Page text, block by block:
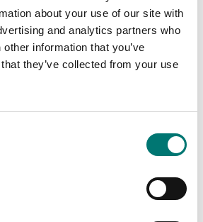
about your use of our site with
and analytics partners who
information that you’ve
they’ve collected from your use